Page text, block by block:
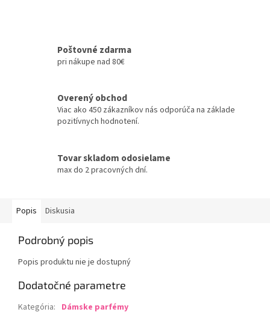
Poštovné zdarma
pri nákupe nad 80€
Overený obchod
Viac ako 450 zákazníkov nás odporúča na základe
pozitívnych hodnotení.
Tovar skladom odosielame
max do 2 pracovných dní.
Popis Diskusia
Podrobný popis
Popis produktu nie je dostupný
Dodatočné parametre
Kategória: Dámske parfémy